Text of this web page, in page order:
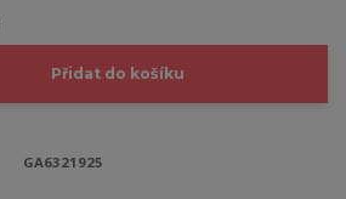
Přidat do košíku
GA6321925